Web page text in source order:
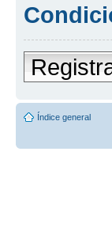
Índice general